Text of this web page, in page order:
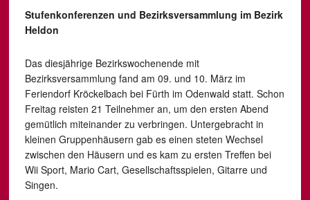
Stufenkonferenzen und Bezirksversammlung im Bezirk
Heldon
Das diesjährige Bezirkswochenende mit
Bezirksversammlung fand am 09. und 10. März im
Feriendorf Kröckelbach bei Fürth im Odenwald statt. Schon
Freitag reisten 21 Teilnehmer an, um den ersten Abend
gemütlich miteinander zu verbringen. Untergebracht in
kleinen Gruppenhäusern gab es einen steten Wechsel
zwischen den Häusern und es kam zu ersten Treffen bei
Wii Sport, Mario Cart, Gesellschaftsspielen, Gitarre und
Singen.